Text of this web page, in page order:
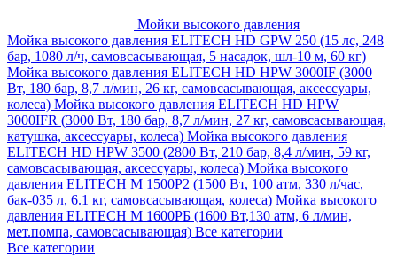
Мойки высокого давления
Мойка высокого давления ELITECH HD GPW 250 (15 лс, 248
бар, 1080 л/ч, самовсасывающая, 5 насадок, шл-10 м, 60 кг)
Мойка высокого давления ELITECH HD HPW 3000IF (3000
Вт, 180 бар, 8,7 л/мин, 26 кг, самовсасывающая, аксессуары,
колеса) Мойка высокого давления ELITECH HD HPW
3000IFR (3000 Вт, 180 бар, 8,7 л/мин, 27 кг, самовсасывающая,
катушка, аксессуары, колеса) Мойка высокого давления
ELITECH HD HPW 3500 (2800 Вт, 210 бар, 8,4 л/мин, 59 кг,
самовсасывающая, аксессуары, колеса) Мойка высокого
давления ELITECH M 1500P2 (1500 Вт, 100 атм, 330 л/час,
бак-035 л, 6.1 кг, самовсасывающая, колеса) Мойка высокого
давления ELITECH М 1600РБ (1600 Вт,130 атм, 6 л/мин,
мет.помпа, самовсасывающая) Все категории
Все категории